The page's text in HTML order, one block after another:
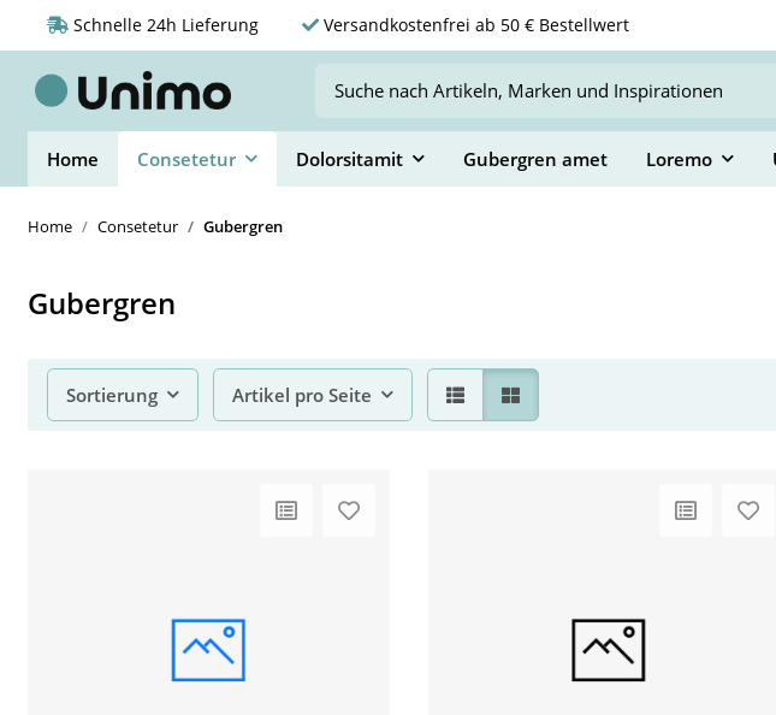
Schnelle 24h Lieferung Versandkostenfrei ab 50 € Bestellwert
Home Consetetur Dolorsitamit Gubergren amet Loremo
Home Consetetur Gubergren
Gubergren
Sortierung Artikel pro Seite